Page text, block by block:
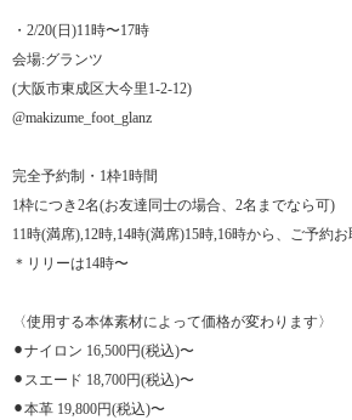
・2/20(日)11時〜17時
会場:グランツ
(大阪市東成区大今里1-2-12)
@makizume_foot_glanz
完全予約制・1枠1時間
1枠につき2名(お友達同士の場合、2名までなら可)
11時(満席),12時,14時(満席)15時,16時から、ご予約お
＊リリーは14時〜
〈使用する本体素材によって価格が変わります〉
⚫︎ナイロン 16,500円(税込)〜
⚫︎スエード 18,700円(税込)〜
⚫︎本革 19,800円(税込)〜